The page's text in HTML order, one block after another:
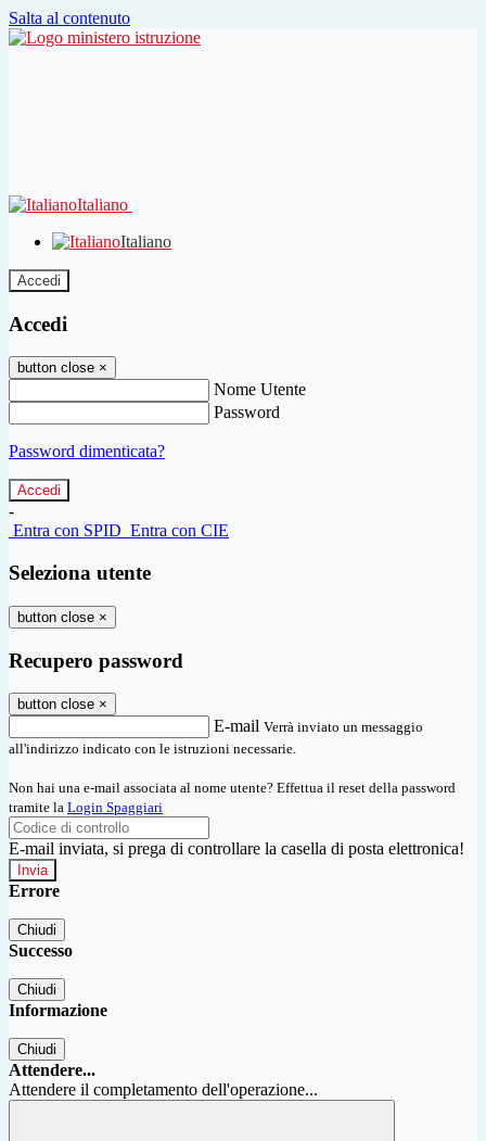
Salta al contenuto
Italiano
Italiano
Accedi
Accedi
button close ×
Nome Utente
Password
Password dimenticata?
-
Entra con SPID Entra con CIE
Seleziona utente
button close ×
Recupero password
button close ×
E-mail Verrà inviato un messaggio
all'indirizzo indicato con le istruzioni necessarie.
Non hai una e-mail associata al nome utente? Effettua il reset della password
tramite la Login Spaggiari
E-mail inviata, si prega di controllare la casella di posta elettronica!
Errore
Chiudi
Successo
Chiudi
Informazione
Chiudi
Attendere...
Attendere il completamento dell'operazione...